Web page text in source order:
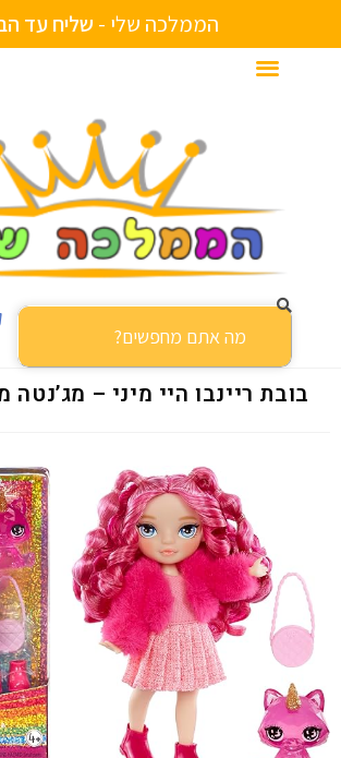
הממלכה שלי -ש לי חעד הבי ת
בובת ריינבו היי מיני – מג’נטה